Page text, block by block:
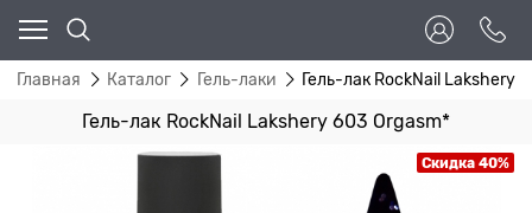
Главная Каталог Гель-лаки Гель-лак RockNail Lakshery
Гель-лак RockNail Lakshery 603 Orgasm*
Скидка 40%